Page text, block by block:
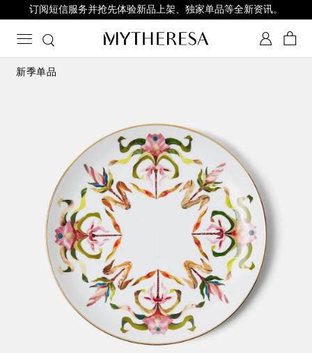
订阅短信服务并抢先体验新品上架、独家单品等全新资讯。
新季单品